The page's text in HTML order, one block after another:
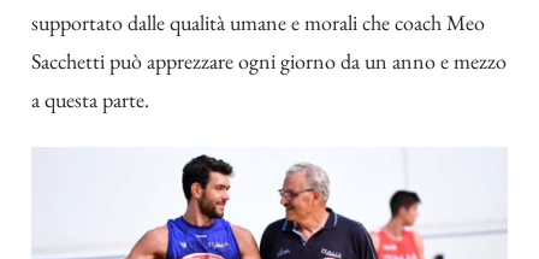
supportato dalle qualità umane e morali che coach Meo
Sacchetti può apprezzare ogni giorno da un anno e mezzo
a questa parte.